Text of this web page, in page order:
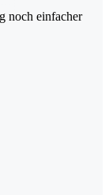
noch einfacher